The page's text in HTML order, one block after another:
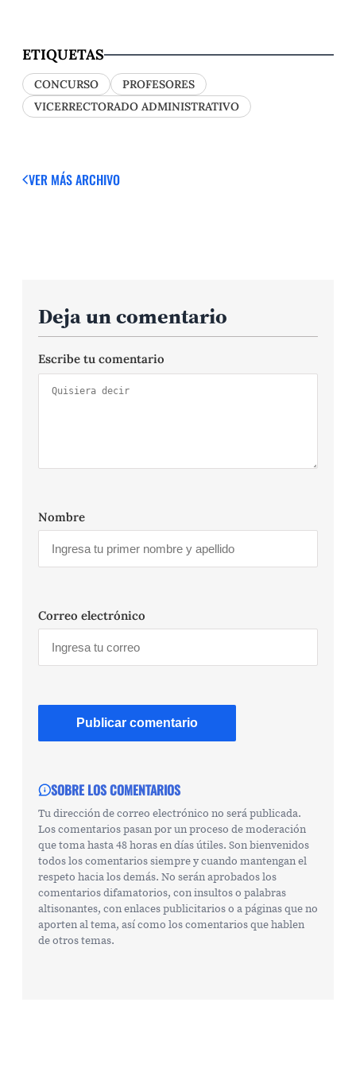
ETIQUETAS
CONCURSO
PROFESORES
VICERRECTORADO ADMINISTRATIVO
VER MÁSARCHIVO
Deja un comentario
Escribe tu comentario
Nombre
Correo electrónico
SOBRE LOS COMENTARIOS
Tu dirección de correo electrónico no será publicada.
Los comentarios pasan por un proceso de moderación
que toma hasta 48 horas en días útiles. Son bienvenidos
todos los comentarios siempre y cuando mantengan el
respeto hacia los demás. No serán aprobados los
comentarios difamatorios, con insultos o palabras
altisonantes, con enlaces publicitarios o a páginas que no
aporten al tema, así como los comentarios que hablen
de otros temas.